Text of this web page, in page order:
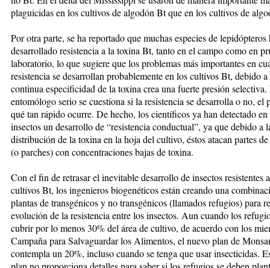
plaguicidas en los cultivos de algodón Bt que en los cultivos de
Por otra parte, se ha reportado que muchas especies de lepidópteros
desarrollado resistencia a la toxina Bt, tan­to en el campo como en
laboratorio, lo que sugiere que los pro­blemas más importantes en
resistencia se de­sarrollan probablemente en los cultivos Bt, debido
continua especificidad de la to­xina crea una fuerte presión
entomólogo serio se cues­tiona si la resistencia se desarrolla o no, el
qué tan rápido ocu­rre. De hecho, los científicos ya han detectado
insectos un desarrollo de “resistencia conductual”, ya que debido a
distribución de la toxina en la hoja del cultivo, éstos atacan partes
(o par­ches) con concentraciones bajas de toxina.
Con el fin de retrasar el inevitable desarrollo de insectos resistentes
cultivos Bt, los ingenieros biogenéticos están creando una
plantas de transgénicos y no trans­gé­ni­cos (llamados refugios) para
evolución de la resistencia entre los insectos. Aun cuando los
cubrir por lo menos 30% del área de cul­ti­vo, de acuerdo con los
Campaña para Salvaguardar los Alimentos, el nuevo plan de
contempla un 20%, incluso cuando se tenga que usar in­sec­ticidas.